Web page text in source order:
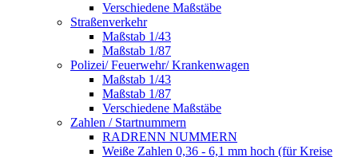
Verschiedene Maßstäbe
Straßenverkehr
Maßstab 1/43
Maßstab 1/87
Polizei/ Feuerwehr/ Krankenwagen
Maßstab 1/43
Maßstab 1/87
Verschiedene Maßstäbe
Zahlen / Startnummern
RADRENN NUMMERN
Weiße Zahlen 0,36 - 6,1 mm hoch (für Kreise